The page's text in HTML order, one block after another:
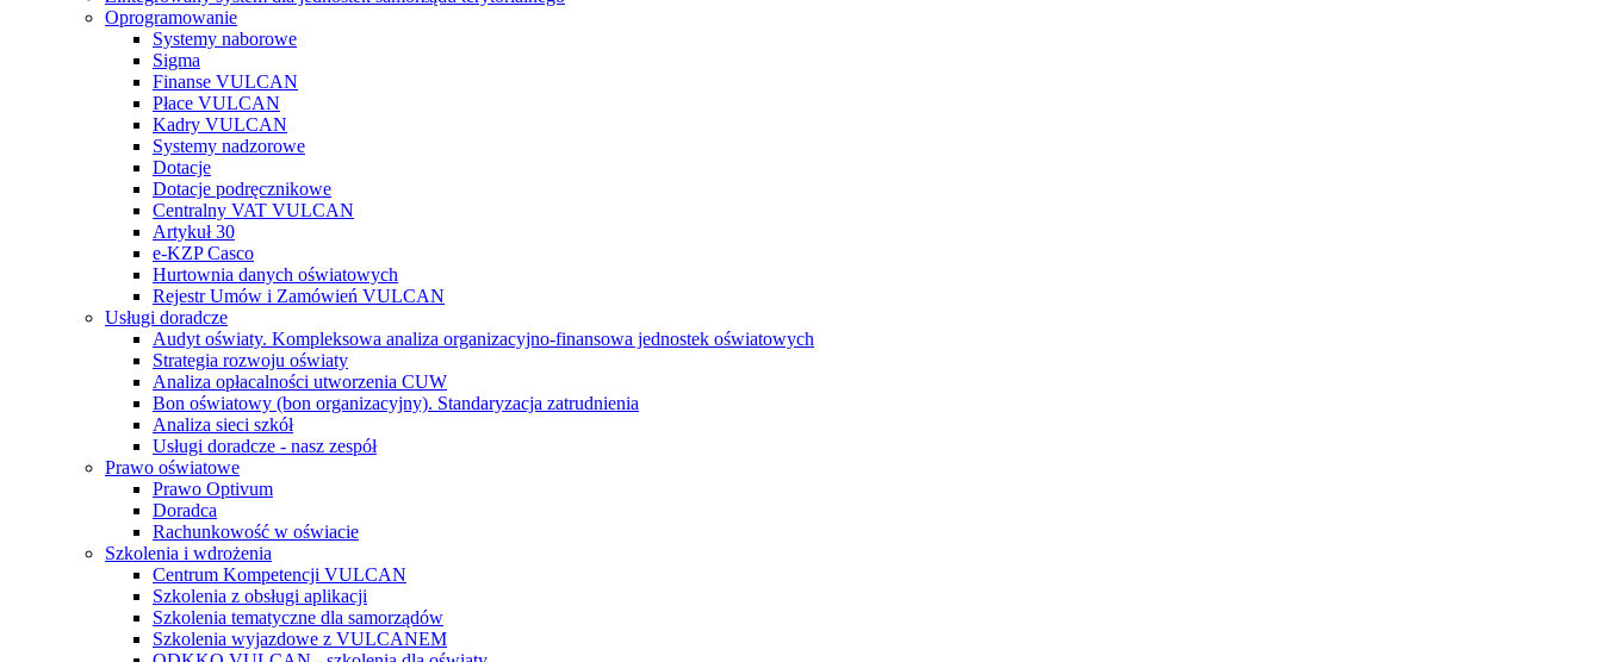
Oprogramowanie
Systemy naborowe
Sigma
Finanse VULCAN
Płace VULCAN
Kadry VULCAN
Systemy nadzorowe
Dotacje
Dotacje podręcznikowe
Centralny VAT VULCAN
Artykuł 30
e-KZP Casco
Hurtownia danych oświatowych
Rejestr Umów i Zamówień VULCAN
Usługi doradcze
Audyt oświaty. Kompleksowa analiza organizacyjno-finansowa jednostek oświatowych
Strategia rozwoju oświaty
Analiza opłacalności utworzenia CUW
Bon oświatowy (bon organizacyjny). Standaryzacja zatrudnienia
Analiza sieci szkół
Usługi doradcze - nasz zespół
Prawo oświatowe
Prawo Optivum
Doradca
Rachunkowość w oświacie
Szkolenia i wdrożenia
Centrum Kompetencji VULCAN
Szkolenia z obsługi aplikacji
Szkolenia tematyczne dla samorządów
Szkolenia wyjazdowe z VULCANEM